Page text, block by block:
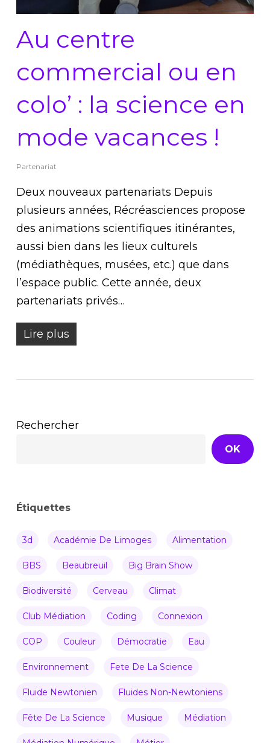
Au centre
commercial ou en
colo’ : la science en
mode vacances !
Partenariat
Deux nouveaux partenariats Depuis
plusieurs années, Récréasciences propose
des animations scientifiques itinérantes,
aussi bien dans les lieux culturels
(médiathèques, musées, etc.) que dans
l’espace public. Cette année, deux
partenariats privés…
Lire plus
Rechercher
OK
Étiquettes
3d Académie De Limoges Alimentation
BBS Beaubreuil Big Brain Show
Biodiversité Cerveau Climat
Club Médiation Coding Connexion
COP Couleur Démocratie Eau
Environnement Fete De La Science
Fluide Newtonien Fluides Non-Newtoniens
Fête De La Science Musique Médiation